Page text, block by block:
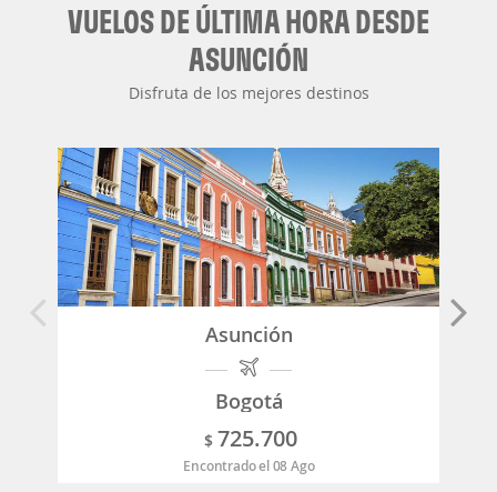
VUELOS DE ÚLTIMA HORA DESDE
ASUNCIÓN
Disfruta de los mejores destinos
Asunción
Bogotá
$ 725.700
Encontrado el 08 Ago